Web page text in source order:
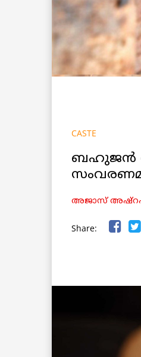
CASTE
ബഹുജൻ
അജാസ്
Share: